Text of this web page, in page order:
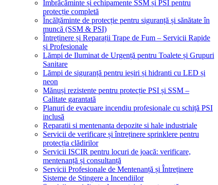
Îmbrăcăminte și echipamente SSM și PSI pentru
protecție completă
Încălțăminte de protecție pentru siguranță și sănătate în
muncă (SSM & PSI)
Întreținere și Reparații Trape de Fum – Servicii Rapide
și Profesionale
Lămpi de Iluminat de Urgență pentru Toalete și Grupuri
Sanitare
Lămpi de siguranță pentru ieșiri și hidranti cu LED și
neon
Mănuși rezistente pentru protecție PSI și SSM –
Calitate garantată
Planuri de evacuare incendiu profesionale cu schiță PSI
inclusă
Reparatii si mentenanta depozite si hale industriale
Servicii de verificare și întreținere sprinklere pentru
protecția clădirilor
Servicii ISCIR pentru locuri de joacă: verificare,
mentenanță și consultanță
Servicii Profesionale de Mentenanță și Întreținere
Sisteme de Stingere a Incendiilor